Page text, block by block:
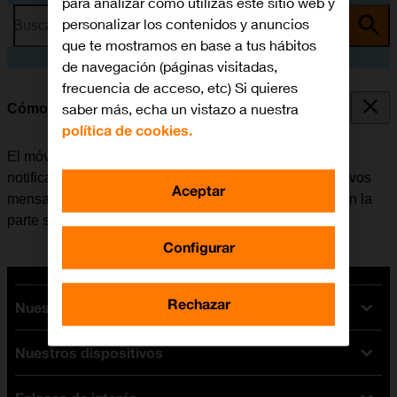
Busca por problema o tema
Cómo utilizar las notificaciones
El móvil se puede configurar para que muestre las
notificaciones de, por ejemplo, llamadas perdidas, nuevos
mensajes y citas de calendario en la barra de estado en la
parte superior de la pantalla.
Nuestras tarifas
Tarifas Orange
Tarifas fibra y móvil
Nuestros dispositivos
personalizar los contenidos y anuncios
que te mostramos en base a tus hábitos
de navegación (páginas visitadas,
frecuencia de acceso, etc) Si quieres
saber más, echa un vistazo a nuestra
política de cookies.
Configurar
Rechazar
Aceptar